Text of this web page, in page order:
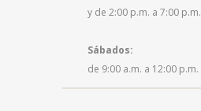
y de 2:00 p.m. a 7:00 p.m.
Sábados:
de 9:00 a.m. a 12:00 p.m.